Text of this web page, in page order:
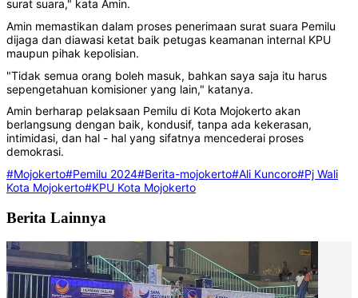
surat suara," kata Amin.
Amin memastikan dalam proses penerimaan surat suara Pemilu
dijaga dan diawasi ketat baik petugas keamanan internal KPU
maupun pihak kepolisian.
"Tidak semua orang boleh masuk, bahkan saya saja itu harus
sepengetahuan komisioner yang lain," katanya.
Amin berharap pelaksaan Pemilu di Kota Mojokerto akan
berlangsung dengan baik, kondusif, tanpa ada kekerasan,
intimidasi, dan hal - hal yang sifatnya mencederai proses
demokrasi.
#Mojokerto#Pemilu 2024#Berita-mojokerto#Ali Kuncoro#Pj Wali
Kota Mojokerto#KPU Kota Mojokerto
Berita Lainnya